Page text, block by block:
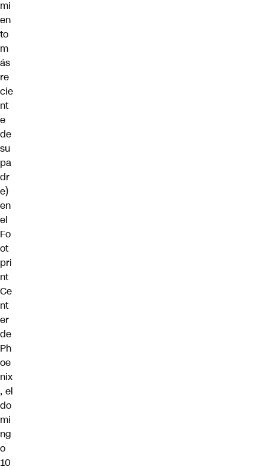
mi
en
to
m
ás
re
cie
nt
e
de
su
pa
dr
e)
en
el
Fo
ot
pri
nt
Ce
nt
er
de
Ph
oe
nix
, el
do
mi
ng
o
10